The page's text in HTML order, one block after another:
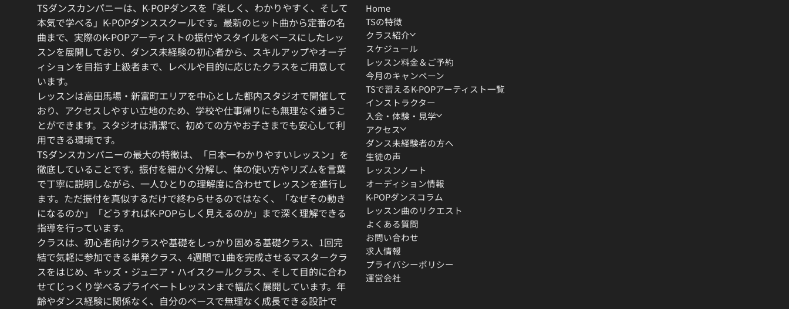
TSダンスカンパニーは、K-POPダンスを「楽しく、わかりやすく、そして
本気で学べる」K-POPダンススクールです。最新のヒット曲から定番の名
曲まで、実際のK-POPアーティストの振付やスタイルをベースにしたレッ
スンを展開しており、ダンス未経験の初心者から、スキルアップやオーデ
ィションを目指す上級者まで、レベルや目的に応じたクラスをご用意して
います。
レッスンは高田馬場・新富町エリアを中心とした都内スタジオで開催して
おり、アクセスしやすい立地のため、学校や仕事帰りにも無理なく通うこ
とができます。スタジオは清潔で、初めての方やお子さまでも安心して利
用できる環境です。
TSダンスカンパニーの最大の特徴は、「日本一わかりやすいレッスン」を
徹底していることです。振付を細かく分解し、体の使い方やリズムを言葉
で丁寧に説明しながら、一人ひとりの理解度に合わせてレッスンを進行し
ます。ただ振付を真似するだけで終わらせるのではなく、「なぜその動き
になるのか」「どうすればK-POPらしく見えるのか」まで深く理解できる
指導を行っています。
クラスは、初心者向けクラスや基礎をしっかり固める基礎クラス、1回完
結で気軽に参加できる単発クラス、4週間で1曲を完成させるマスタークラ
スをはじめ、キッズ・ジュニア・ハイスクールクラス、そして目的に合わ
せてじっくり学べるプライベートレッスンまで幅広く展開しています。年
齢やダンス経験に関係なく、自分のペースで無理なく成長できる設計で
Home
TSの特徴
クラス紹介
スケジュール
レッスン料金＆ご予約
今月のキャンペーン
TSで習えるK-POPアーティスト一覧
インストラクター
入会・体験・見学
アクセス
ダンス未経験者の方へ
生徒の声
レッスンノート
オーディション情報
K-POPダンスコラム
レッスン曲のリクエスト
よくある質問
お問い合わせ
求人情報
プライバシーポリシー
運営会社